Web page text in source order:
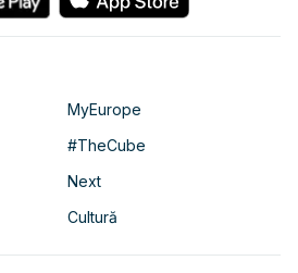
MyEurope
#TheCube
Next
Cultură